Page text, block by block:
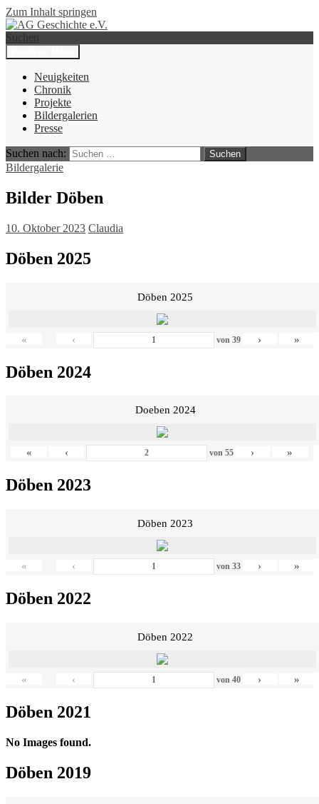
Zum Inhalt springen
AG Geschichte e.V.
Suchen
Neuigkeiten
Chronik
Projekte
Bildergalerien
Presse
Suchen nach:
Bildergalerie
Bilder Döben
10. Oktober 2023 Claudia
Döben 2025
Döben 2025
« ‹ von 39 › »
Döben 2024
Doeben 2024
« ‹ von 55 › »
Döben 2023
Döben 2023
« ‹ von 33 › »
Döben 2022
Döben 2022
« ‹ von 40 › »
Döben 2021
No Images found.
Döben 2019